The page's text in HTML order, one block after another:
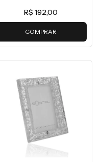
R$ 192,00
COMPRAR